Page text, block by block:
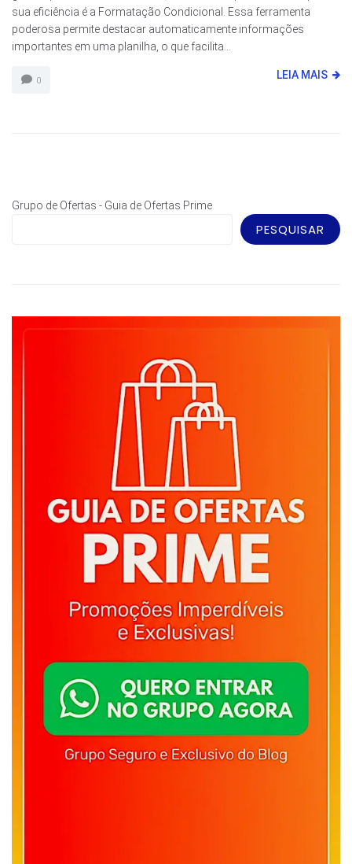
sua eficiência é a Formatação Condicional. Essa ferramenta
poderosa permite destacar automaticamente informações
importantes em uma planilha, o que facilita...
0 LEIA MAIS
Grupo de Ofertas - Guia de Ofertas Prime
PESQUISAR